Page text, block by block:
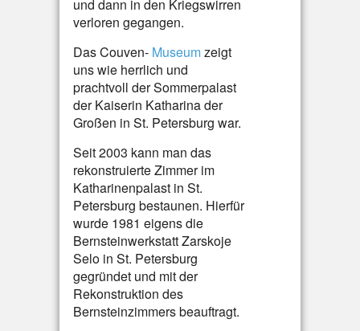
und dann in den Kriegswirren
verloren gegangen.
Das Couven- Museumzeigt
uns wie herrlich und
prachtvoll der Sommerpalast
der Kaiserin Katharina der
Großen in St. Petersburg war.
Seit 2003 kann man das
rekonstruierte Zimmer im
Katharinenpalast in St.
Petersburg bestaunen. Hierfür
wurde 1981 eigens die
Bernsteinwerkstatt Zarskoje
Selo in St. Petersburg
gegründet und mit der
Rekonstruktion des
Bernsteinzimmers beauftragt.